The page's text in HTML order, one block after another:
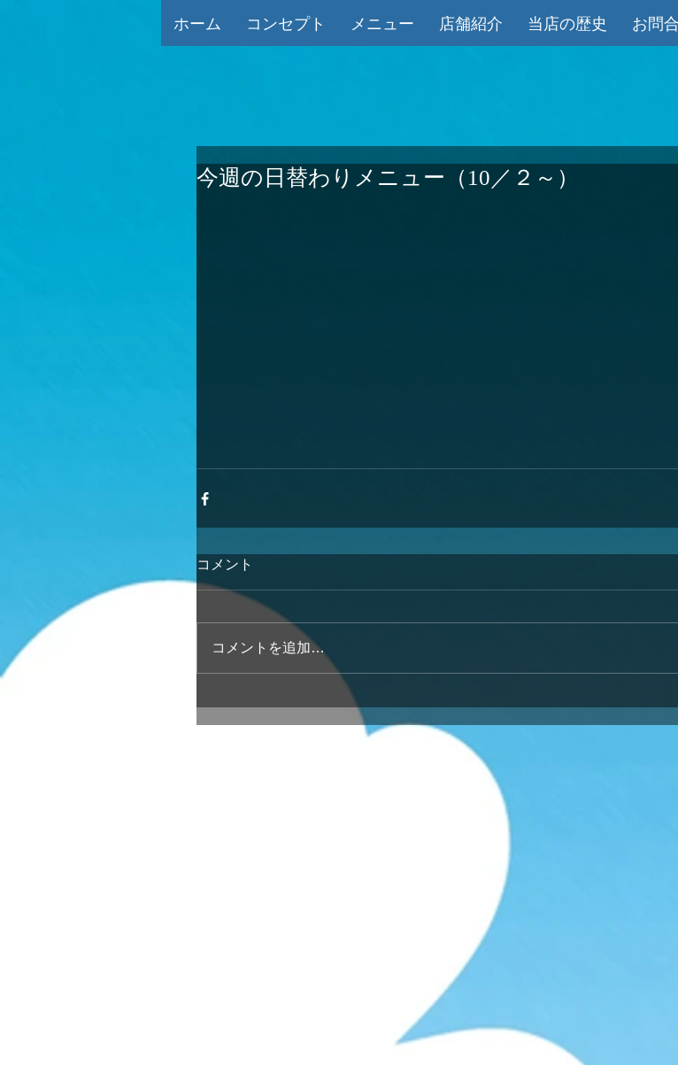
ホーム コンセプト メニュー 店舗紹介 当店の歴史 お問
今週の日替わりメニュー（10／２～）
コメント
コメントを追加…